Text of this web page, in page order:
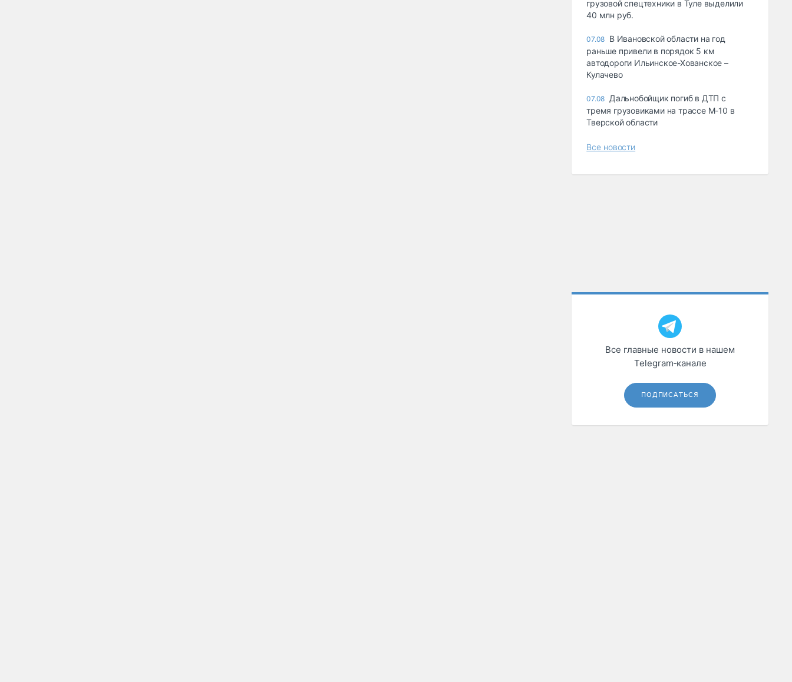
грузовой спецтехники в Туле выделили
40 млн руб.
07.08 В Ивановской области на год
раньше привели в порядок 5 км
автодороги Ильинское-Хованское –
Кулачево
07.08 Дальнобойщик погиб в ДТП с
тремя грузовиками на трассе М-10 в
Тверской области
Все новости
Все главные новости в нашем
Telegram‑канале
ПОДПИСАТЬСЯ